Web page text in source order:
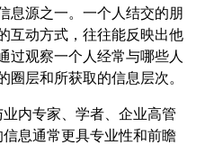
息源之一。一个人结交的朋
互动方式，往往能反映出他
过观察一个人经常与哪些人
层和所获取的信息层次。
业内专家、学者、企业高管
息通常更具专业性和前瞻